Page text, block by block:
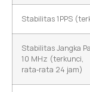
Stabilitas 1PPS
Stabilitas Jangka
10 MHz (terkunci,
rata‑rata 24 jam)